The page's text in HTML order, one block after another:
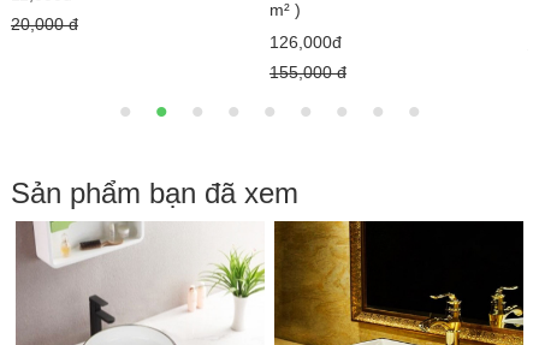
18,000đ
m² )
23,000đ
25,000 đ
Sản phẩm bạn đã xem